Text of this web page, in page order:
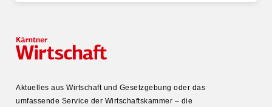
Aktuelles aus Wirtschaft und Gesetz­gebung oder das
umfas­sende Service der Wirtschafts­kammer – die